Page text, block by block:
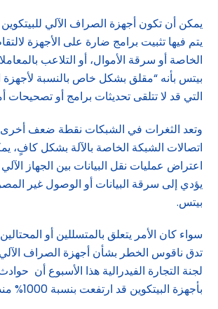
يمكن أن تكون أجهزة الصراف الآلي
يتم فيها تثبيت برامج ضارة على الأجهزة
الخاصة أو سرقة الأموال، أو التلاعب
بيتس بأنه “مقلق بشكل خاص بالنسبة لأجهزة
التي قد لا تتلقى تحديثات برامج أو تصحيحات
وتعد الثغرات في الشبكات نقطة ضعف
اتصالات الشبكة الخاصة بالآلة بشكل كافٍ،
اعتراض عمليات نقل البيانات بين الجهاز
يؤدي إلى سرقة البيانات أو الوصول غير
بيتس.
سواء كان الأمر يتعلق بالمتسللين أو
تدق ناقوس الخطر بشأن أجهزة الصراف الآلي
لجنة التجارة الفيدرالية هذا الأسبوع أن
بأجهزة البيتكوين قد ارتفعت بنسبة 1000% منذ عام 2020.